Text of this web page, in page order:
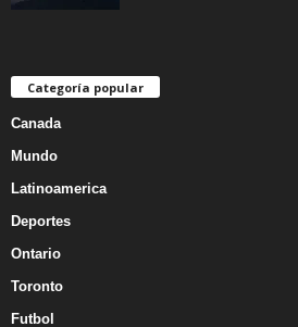
Categoría popular
Canada
Mundo
Latinoamerica
Deportes
Ontario
Toronto
Futbol